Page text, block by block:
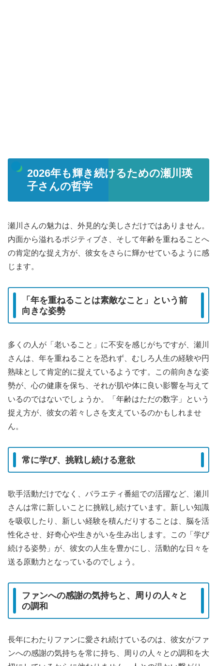
2026年も輝き続けるための瀬川瑛
子さんの哲学
瀬川さんの魅力は、外見的な美しさだけではありません。
内面から溢れるポジティブさ、そして年齢を重ねることへ
の肯定的な捉え方が、彼女をさらに輝かせているように感
じます。
「年を重ねることは素敵なこと」という前
向きな姿勢
多くの人が「老いること」に不安を感じがちですが、瀬川
さんは、年を重ねることを恐れず、むしろ人生の経験や円
熟味として肯定的に捉えているようです。この前向きな姿
勢が、心の健康を保ち、それが肌や体に良い影響を与えて
いるのではないでしょうか。「年齢はただの数字」という
捉え方が、彼女の若々しさを支えているのかもしれませ
ん。
常に学び、挑戦し続ける意欲
歌手活動だけでなく、バラエティ番組での活躍など、瀬川
さんは常に新しいことに挑戦し続けています。新しい知識
を吸収したり、新しい経験を積んだりすることは、脳を活
性化させ、好奇心や生きがいを生み出します。この「学び
続ける姿勢」が、彼女の人生を豊かにし、活動的な日々を
送る原動力となっているのでしょう。
ファンへの感謝の気持ちと、周りの人々と
の調和
長年にわたりファンに愛され続けているのは、彼女がファ
ンへの感謝の気持ちを常に持ち、周りの人々との調和を大